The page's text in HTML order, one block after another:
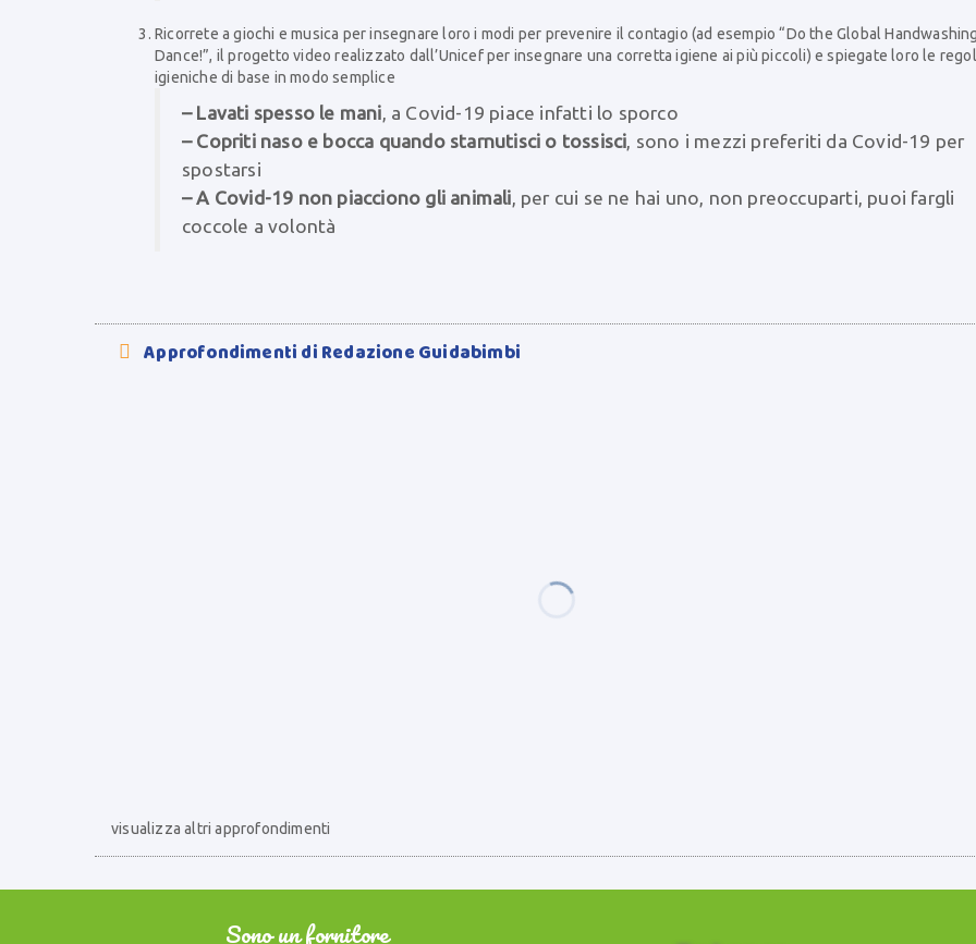
Ricorrete a giochi e musica per insegnare loro i modi per prevenire il contagio (ad esempio “Do the Global
Dance!”, il progetto video realizzato dall’Unicef per insegnare una corretta igiene ai più piccoli) e spiegate loro le
igieniche di base in modo semplice
– Lavati spesso le mani, a Covid-19 piace infatti lo sporco
– Copriti naso e bocca quando starnutisci o tossisci, sono i mezzi preferiti da Covid-19 per
spostarsi
– A Covid-19 non piacciono gli animali, per cui se ne hai uno, non preoccuparti, puoi fargli
coccole a volontà
 Approfondimenti di Redazione Guidabimbi
visualizza altri approfondimenti
Sono un fornitore